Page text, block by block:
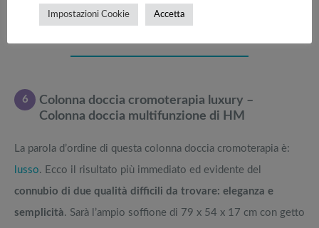
6
Colonna doccia cromoterapia luxury –
Colonna doccia multifunzione di HM
La parola d’ordine di questa colonna doccia cromoterapia è:
lusso. Ecco il risultato più immediato ed evidente del
connubio di due qualità difficili da trovare: eleganza e
semplicità. Sarà l’ampio soffione di 79 x 54 x 17 cm con getto
Impostazioni Cookie Accetta